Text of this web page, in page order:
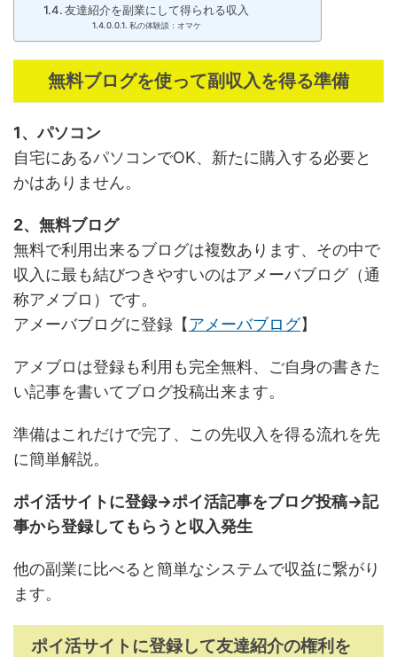
友達紹介を副業にして得られる収入
私の体験談：オマケ
無料ブログを使って副収入を得る準備
1、パソコン
自宅にあるパソコンでOK、新たに購入する必要と
かはありません。
2、無料ブログ
無料で利用出来るブログは複数あります、その中で
収入に最も結びつきやすいのはアメーバブログ（通
称アメブロ）です。
アメーバブログに登録【アメーバブログ】
アメブロは登録も利用も完全無料、ご自身の書きた
い記事を書いてブログ投稿出来ます。
準備はこれだけで完了、この先収入を得る流れを先
に簡単解説。
ポイ活サイトに登録→ポイ活記事をブログ投稿→記
事から登録してもらうと収入発生
他の副業に比べると簡単なシステムで収益に繋がり
ます。
ポイ活サイトに登録して友達紹介の権利を